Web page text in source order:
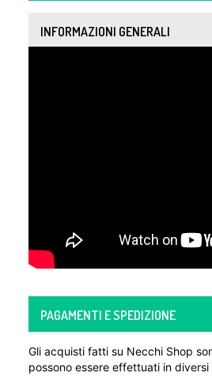
INFORMAZIONI GENERALI
PAGAMENTI E SPEDIZIONE
Gli acquisti fatti su Necchi Shop
possono essere effettuati in diversi